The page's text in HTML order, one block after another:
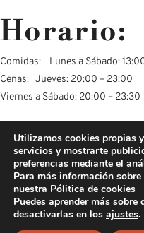
Horario:
Comidas: Lunes a Sábado:
Cenas: Jueves: 20:00 – 23:00
Viernes a Sábado: 20:00 – 23:30
grupos a partir de 8 personas y
629050937 o por nuestra web
Utilizamos cookies propias
servicios y mostrarte
preferencias mediante el
Para más información
nuestra Pólitica de cookies
Puedes aprender más
desactivarlas en los ajustes.